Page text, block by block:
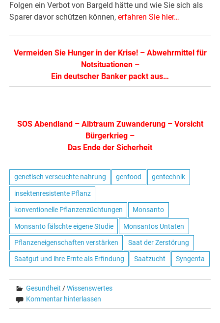
Folgen ein Verbot von Bargeld hätte und wie Sie sich als
Sparer davor schützen können,erfahren Sie hier…
Vermeiden Sie Hunger in der Krise!– Abwehrmittel für
Notsituationen–
Ein deutscher Banker packt aus…
SOS Abendland – Albtraum Zuwanderung– Vorsicht
Bürgerkrieg –
Das Ende der Sicherheit
genetisch verseuchte nahrung genfood gentechnik
insektenresistente Pflanz
konventionelle Pflanzenzüchtungen Monsanto
Monsanto fälschte eigene Studie Monsantos Untaten
Pflanzeneigenschaften verstärken Saat der Zerstörung
Saatgut und ihre Ernte als Erfindung Saatzucht Syngenta
Gesundheit /Wissenswertes
Kommentar hinterlassen